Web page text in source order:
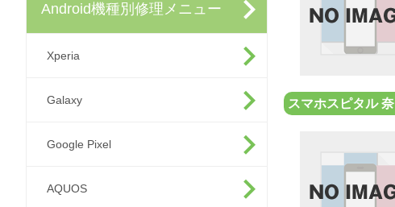
Android機種別修理メニュー
Xperia
Galaxy
Google Pixel
AQUOS
スマホスピタル